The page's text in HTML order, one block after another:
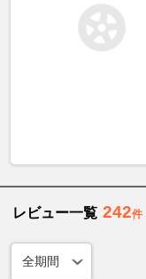
レビュー一覧 242件